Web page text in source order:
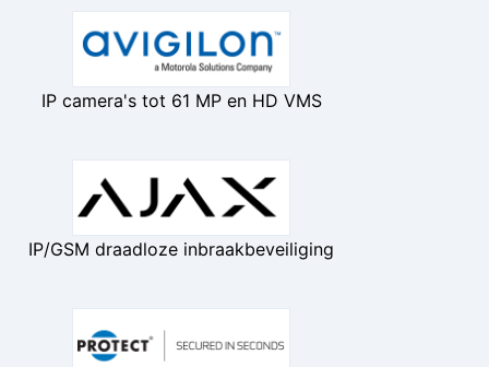
IP camera's tot 61 MP en HD VMS
IP/GSM draadloze inbraakbeveiliging